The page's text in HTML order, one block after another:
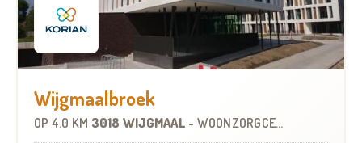
Wijgmaalbroek
OP 4.0 KM 3018 WIJGMAAL - WOONZORGCENTRUM (WZC)